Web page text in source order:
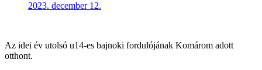
2023. december 12.
Az idei év utolsó u14-es bajnoki fordulójának Komárom adott
otthont.